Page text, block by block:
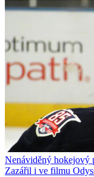
Nenáviděný hokejový
Zazářil i ve filmu